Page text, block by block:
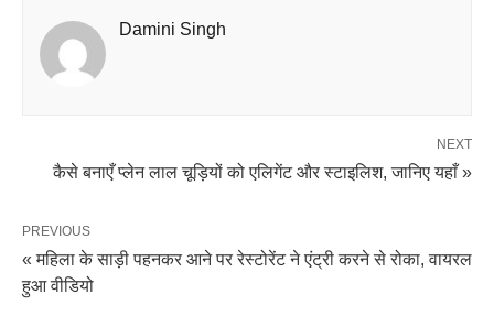
Damini Singh
NEXT
कैसे बनाएँ प्लेन लाल चूड़ियों को एलिगेंट और स्टाइलिश, जानिए यहाँ »
PREVIOUS
« महिला के साड़ी पहनकर आने पर रेस्टोरेंट ने एंट्री करने से रोका, वायरल
हुआ वीडियो